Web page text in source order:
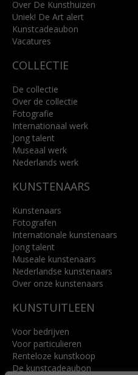
info@kunsthuisbreda.nl
Lees meer
Over De Kunsthuizen
Uniek! De Art alert
Kunstcadeaubon
Vacatures
COLLECTIE
De collectie
Over de collectie
Fotografie
Internationaal werk
Jong talent
Museaal werk
Nederlands werk
KUNSTENAARS
Kunstenaars
Fotografen
Internationale kunstenaars
Jong talent
Museale kunstenaars
Nederlandse kunstenaars
Over onze kunstenaars
KUNSTUITLEEN
Voor bedrijven
Voor particulieren
Renteloze kunstkoop
De kunstcadeaubon